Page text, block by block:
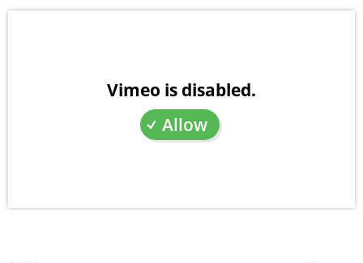
Vimeo is disabled.
Allow